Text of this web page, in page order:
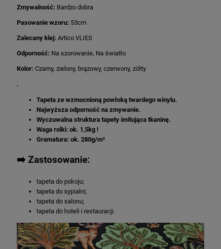
Zmywalność: Bardzo dobra
Pasowanie wzoru: 53cm
Zalecany klej: Artico VLIES
Odporność: Na szorowanie, Na światło
Kolor: Czarny, zielony, brązowy, czerwony, zółty
.
Tapeta ze wzmocnioną powłoką twardego winylu.
Najwyższa odporność na zmywanie.
Wyczuwalna struktura tapety imitująca tkaninę.
Waga rolki: ok. 1,5kg !
Gramatura: ok. 280g/m²
➡️ Zastosowanie:
tapeta do pokoju;
tapeta do sypialni;
tapeta do salonu;
tapeta do hoteli i restauracji.